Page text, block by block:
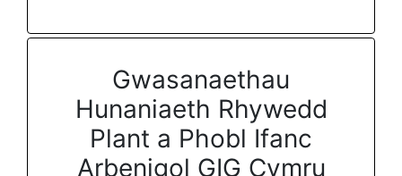
Gwasanaethau
Hunaniaeth Rhywedd
Plant a Phobl Ifanc
Arbenigol GIG Cymru